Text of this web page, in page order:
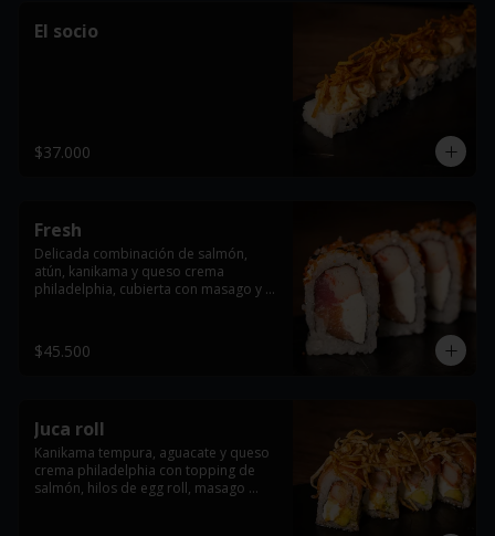
El socio
$37.000
Fresh
Delicada combinación de salmón,
atún, kanikama y queso crema
philadelphia, cubierta con masago y
$45.500
Juca roll
Kanikama tempura, aguacate y queso
crema philadelphia con topping de
salmón, hilos de egg roll, masago